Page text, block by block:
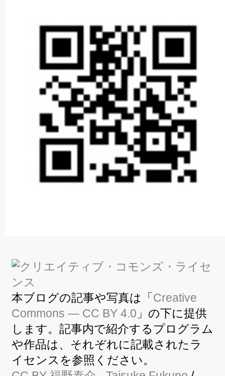
本ブログの記事や写真は「Creative
Commons — CC BY 4.0 」の下に提供
します。記事内で紹介するプログラム
や作品は、それぞれに記載されたラ
イセンスを参照ください。